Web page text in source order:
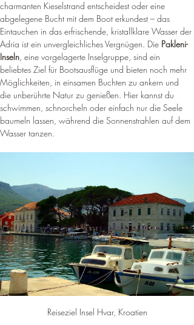
charmanten Kieselstrand entscheidest oder eine
abgelegene Bucht mit dem Boot erkundest – das
Eintauchen in das erfrischende, kristallklare Wasser der
Adria ist ein unvergleichliches Vergnügen. Die Pakleni-
Inseln, eine vorgelagerte Inselgruppe, sind ein
beliebtes Ziel für Bootsausflüge und bieten noch mehr
Möglichkeiten, in einsamen Buchten zu ankern und
die unberührte Natur zu genießen. Hier kannst du
schwimmen, schnorcheln oder einfach nur die Seele
baumeln lassen, während die Sonnenstrahlen auf dem
Wasser tanzen.
Reiseziel Insel Hvar, Kroatien